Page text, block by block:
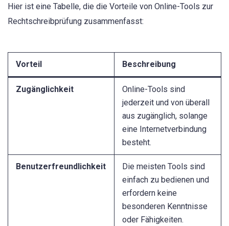
Hier ist eine Tabelle, die die Vorteile von Online-Tools zur
Rechtschreibprüfung zusammenfasst:
Vorteil Beschreibung
Zugänglichkeit
Online-Tools sind
jederzeit und von überall
aus zugänglich, solange
eine Internetverbindung
besteht.
Benutzerfreundlichkeit
Die meisten Tools sind
einfach zu bedienen und
erfordern keine
besonderen Kenntnisse
oder Fähigkeiten.